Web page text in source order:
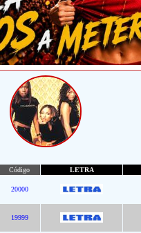
Código
LETRA
20000
19999